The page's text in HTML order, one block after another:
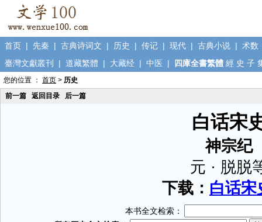
首页 | 先秦 | 古典诗词文 | 历史 | 传记 | 现代 | 古典小说 | 术数
臺灣文獻叢刊
| 道藏繁體 | 大藏经 | 中医 | 四庫全書繁體 經 史 子
您的位置 ： 首页 > 历史
前一篇
返回目录 后一篇
白话宋
神宗纪
元 · 脱脱
下载： 白话
本书全文检索：